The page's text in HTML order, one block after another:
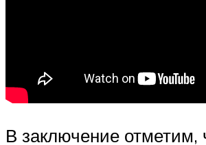
В заключение отметим,